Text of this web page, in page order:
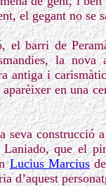
el gegant no se
el barri de
la
antiga i
en una
seva
que el
Lucius Marciusde
d’aquest